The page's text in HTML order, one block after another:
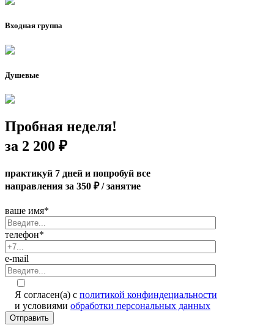
Входная группа
Душевые
Пробная неделя!
за 2 200 ₽
практикуй 7 дней и попробуй все
направления за 350 ₽ / занятие
ваше имя*
телефон*
e-mail
Я согласен(а) с политикой конфиндециальности
и условиями обработки персональных данных
Отправить